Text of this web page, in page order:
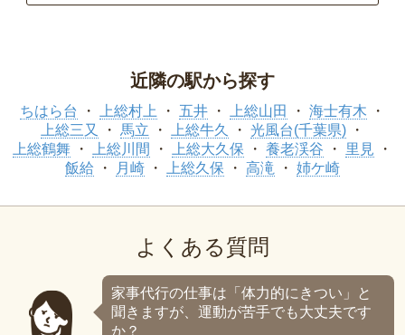
近隣の駅から探す
ちはら台 上総村上 五井 上総山田
海士有木
上総三又
馬立 上総牛久
光風台(千葉県)
上総鶴舞
上総川間 上総大久保 養老渓谷
里見
飯給
月崎 上総久保 高滝 姉ケ崎
よくある質問
家事代行の仕事は「体力的にきつい」と
聞きますが、運動が苦手でも大丈夫です
か？